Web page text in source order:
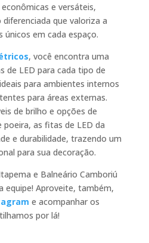
e versáteis,
que valoriza a
em cada espaço.
, você encontra uma
de LED para cada tipo de
para ambientes internos
para áreas externas.
de brilho e opções de
as fitas de LED da
e durabilidade, trazendo um
para sua decoração.
e Balneário Camboriú
equipe! Aproveite, também,
e acompanhar os
por lá!